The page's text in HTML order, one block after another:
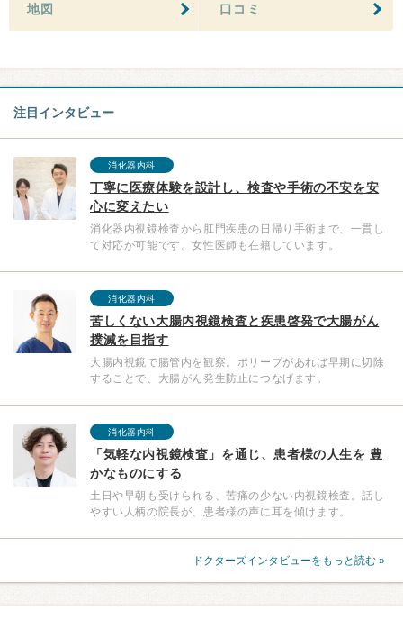
地図 口コミ
注目インタビュー
消化器内科
丁寧に医療体験を設計し、検査や手術の不安を安
心に変えたい
消化器内視鏡検査から肛門疾患の日帰り手術まで、一貫し
て対応が可能です。女性医師も在籍しています。
消化器内科
苦しくない大腸内視鏡検査と疾患啓発で大腸がん
撲滅を目指す
大腸内視鏡で腸管内を観察。ポリープがあれば早期に切除
することで、大腸がん発生防止につなげます。
消化器内科
「気軽な内視鏡検査」を通じ、患者様の人生を 豊
かなものにする
土日や早朝も受けられる、苦痛の少ない内視鏡検査。話し
やすい人柄の院長が、患者様の声に耳を傾けます。
ドクターズインタビューをもっと読む »